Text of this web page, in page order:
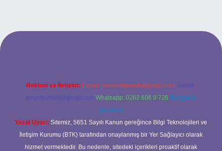
Reklam ve İletişim: E-mail: backlinkpaneli@gmail.com Teams:
forumhizmeti@gmail.com Whatsapp: 0262 606 0 726 Telegram:
@karabul
Yasal Uyarı: Sitemiz, 5651 Sayılı Kanun gereğince Bilgi Teknolojileri ve
İletişim Kurumu (BTK) tarafından onaylanmış bir Yer Sağlayıcı olarak
hizmet vermektedir. Bu nedenle, sitedeki içerikleri proaktif olarak